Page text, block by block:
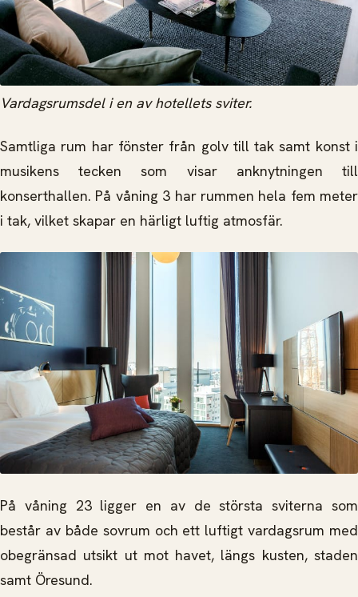
Vardagsrumsdel i en av hotellets sviter.
Samtliga rum har fönster från golv till tak samt konst i
musikens tecken som visar anknytningen till
konserthallen. På våning 3 har rummen hela fem meter
i tak, vilket skapar en härligt luftig atmosfär.
På våning 23 ligger en av de största sviterna som
består av både sovrum och ett luftigt vardagsrum med
obegränsad utsikt ut mot havet, längs kusten, staden
samt Öresund.